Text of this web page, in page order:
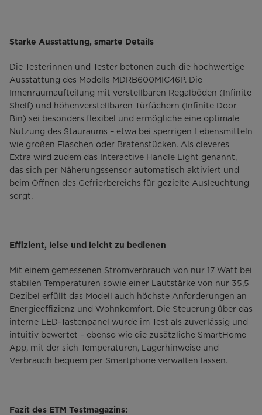
Starke Ausstattung, smarte Details
Die Testerinnen und Tester betonen auch die hochwertige
Ausstattung des Modells MDRB600MIC46P. Die
Innenraumaufteilung mit verstellbaren Regalböden (Infinite
Shelf) und höhenverstellbaren Türfächern (Infinite Door
Bin) sei besonders flexibel und ermögliche eine optimale
Nutzung des Stauraums – etwa bei sperrigen Lebensmitteln
wie großen Flaschen oder Bratenstücken. Als cleveres
Extra wird zudem das Interactive Handle Light genannt,
das sich per Näherungssensor automatisch aktiviert und
beim Öffnen des Gefrierbereichs für gezielte Ausleuchtung
sorgt.
Effizient, leise und leicht zu bedienen
Mit einem gemessenen Stromverbrauch von nur 17 Watt bei
stabilen Temperaturen sowie einer Lautstärke von nur 35,5
Dezibel erfüllt das Modell auch höchste Anforderungen an
Energieeffizienz und Wohnkomfort. Die Steuerung über das
interne LED-Tastenpanel wurde im Test als zuverlässig und
intuitiv bewertet – ebenso wie die zusätzliche SmartHome
App, mit der sich Temperaturen, Lagerhinweise und
Verbrauch bequem per Smartphone verwalten lassen.
Fazit des ETM Testmagazins: